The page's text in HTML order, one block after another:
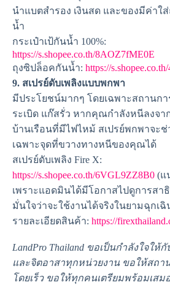
นำแบตสำรอง เงินสด และของมีค่าใ
น้ำ
กระเป๋าเป้กันน้ำ 100%:
https://s.shopee.co.th/8AOZ7fME0E
ถุงซิปล็อคกันน้ำ: https://
9. สเปรย์ดับเพลิงแบบพกพา
มีประโยชน์มากๆ โดยเฉพาะสถานก
ระเบิด แก๊สรั่ว หากคุณกำลังหนีลงจา
บ้านเรือนที่มีไฟไหม้ สเปรย์พกพาจะช่
เฉพาะจุดที่ขวางทางหนีของคุณได้
สเปรย์ดับเพลิง Fire X:
https://s.shopee.co.th/6VGL9ZZ8B0 (แ
เพราะแอดมินได้มีโอกาสไปดูการสา
มั่นใจว่าจะใช้งานได้จริงในยามฉุกเฉิ
รายละเอียดสินค้า: https://
LandPro Thailand ขอเป็นกำลังใจให้
และจิตอาสาทุกหน่วยงาน ขอให้สถ
โดยเร็ว ขอให้ทุกคนเตรียมพร้อมเสม